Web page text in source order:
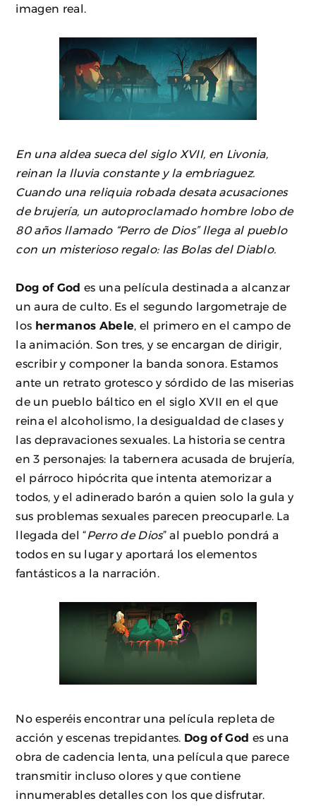
imagen real.
En una aldea sueca del siglo XVII, en Livonia,
reinan la lluvia constante y la embriaguez.
Cuando una reliquia robada desata acusaciones
de brujería, un autoproclamado hombre lobo de
80 años llamado “Perro de Dios” llega al pueblo
con un misterioso regalo: las Bolas del Diablo.
Dog of God es una película destinada a alcanzar
un aura de culto. Es el segundo largometraje de
los hermanos Abele , el primero en el campo de
la animación. Son tres, y se encargan de dirigir,
escribir y componer la banda sonora. Estamos
ante un retrato grotesco y sórdido de las miserias
de un pueblo báltico en el siglo XVII en el que
reina el alcoholismo, la desigualdad de clases y
las depravaciones sexuales. La historia se centra
en 3 personajes: la tabernera acusada de brujería,
el párroco hipócrita que intenta atemorizar a
todos, y el adinerado barón a quien solo la gula y
sus problemas sexuales parecen preocuparle. La
llegada del “Perro de Dios” al pueblo pondrá a
todos en su lugar y aportará los elementos
fantásticos a la narración.
No esperéis encontrar una película repleta de
acción y escenas trepidantes. Dog of God es una
obra de cadencia lenta, una película que parece
transmitir incluso olores y que contiene
innumerables detalles con los que disfrutar.